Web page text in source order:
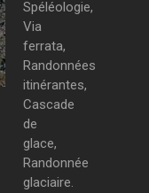
Spéléologie,
Via
ferrata,
Randonnées
itinérantes,
Cascade
de
glace,
Randonnée
glaciaire.